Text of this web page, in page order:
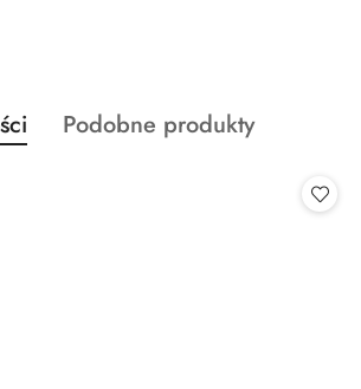
produktów
Produkty
Podobne produkty